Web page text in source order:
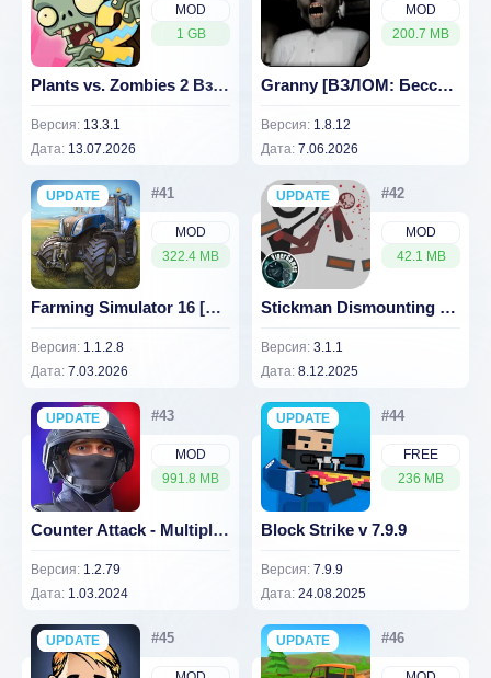
MOD
1 GB
Plants vs. Zombies 2 Взлом (много денег) 13.3.1
Версия: 13.3.1
Дата: 13.07.2026
MOD
200.7 MB
Granny [ВЗЛОМ: Бессмертие] v 1.8.12
Версия: 1.8.12
Дата: 7.06.2026
MOD
322.4 MB
UPDATE
NEW
Farming Simulator 16 [ВЗЛОМ на деньги] v 1.1.2.8
Версия: 1.1.2.8
Дата: 7.03.2026
MOD
42.1 MB
UPDATE
NEW
Stickman Dismounting 3.1.1 (ВЗЛОМ: Все разблокировано)
Версия: 3.1.1
Дата: 8.12.2025
MOD
991.8 MB
UPDATE
NEW
Counter Attack - Multiplayer FPS (ВЗЛОМ Много денег) v 1.2.79
Версия: 1.2.79
Дата: 1.03.2024
FREE
236 MB
UPDATE
NEW
Block Strike v 7.9.9
Версия: 7.9.9
Дата: 24.08.2025
UPDATE
NEW UPDATE
NEW